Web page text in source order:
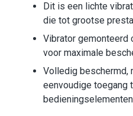
Dit is een lichte
die tot grootse
Vibrator gemonteerd
voor maximale
Volledig beschermd,
eenvoudige toegang